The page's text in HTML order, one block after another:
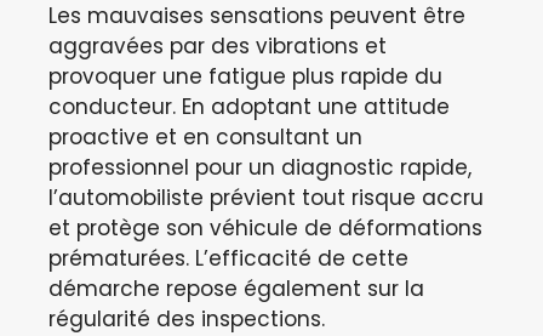
Les mauvaises sensations peuvent être
aggravées par des vibrations et
provoquer une fatigue plus rapide du
conducteur. En adoptant une attitude
proactive et en consultant un
professionnel pour un diagnostic rapide,
l’automobiliste prévient tout risque accru
et protège son véhicule de déformations
prématurées. L’efficacité de cette
démarche repose également sur la
régularité des inspections.